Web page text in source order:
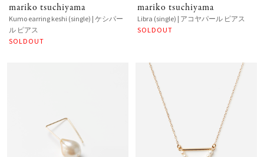
mariko tsuchiyama
Kumo earring keshi (single) | ケシパー
ル ピアス
SOLDOUT
mariko tsuchiyama
Libra (single) | アコヤパール ピアス
SOLDOUT